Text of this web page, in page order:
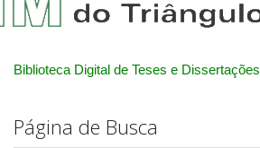
Biblioteca Digital de Teses e Dissertações
Página de Busca